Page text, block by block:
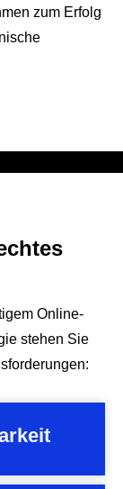
zum Erfolg
Online-
stehen Sie